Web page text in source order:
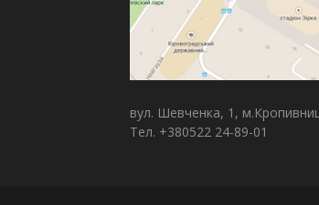
вул. Шевченка, 1,
Тел. +380522 24-89-01